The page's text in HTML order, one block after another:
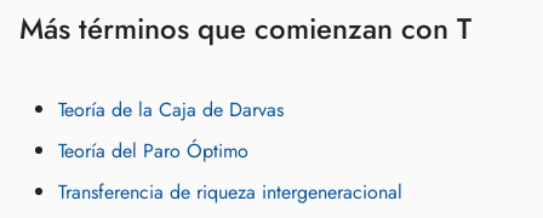
Más términos que comienzan con T
Teoría de la Caja de Darvas
Teoría del Paro Óptimo
Transferencia de riqueza intergeneracional